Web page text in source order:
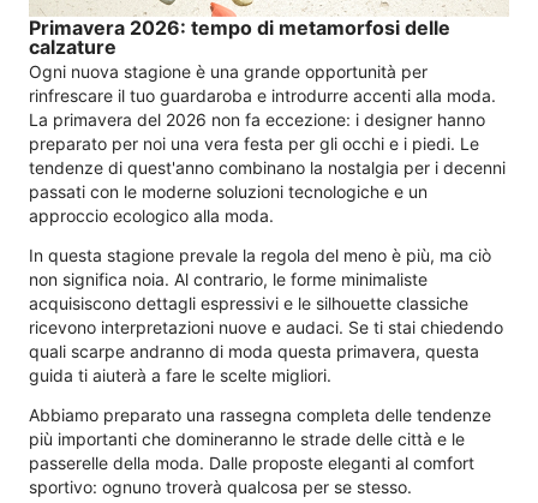
Primavera 2026: tempo di metamorfosi delle
calzature
Ogni nuova stagione è una grande opportunità per
rinfrescare il tuo guardaroba e introdurre accenti alla moda.
La primavera del 2026 non fa eccezione: i designer hanno
preparato per noi una vera festa per gli occhi e i piedi. Le
tendenze di quest'anno combinano la nostalgia per i decenni
passati con le moderne soluzioni tecnologiche e un
approccio ecologico alla moda.
In questa stagione prevale la regola del meno è più, ma ciò
non significa noia. Al contrario, le forme minimaliste
acquisiscono dettagli espressivi e le silhouette classiche
ricevono interpretazioni nuove e audaci. Se ti stai chiedendo
quali scarpe andranno di moda questa primavera, questa
guida ti aiuterà a fare le scelte migliori.
Abbiamo preparato una rassegna completa delle tendenze
più importanti che domineranno le strade delle città e le
passerelle della moda. Dalle proposte eleganti al comfort
sportivo: ognuno troverà qualcosa per se stesso.